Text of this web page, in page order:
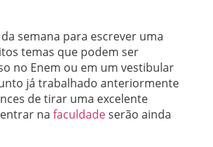
semana para escrever uma
temas que podem ser
no Enem ou em um vestibular
já trabalhado anteriormente
de tirar uma excelente
na faculdadeserão ainda